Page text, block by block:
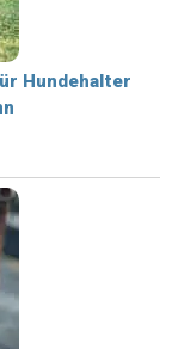
Hundehalter